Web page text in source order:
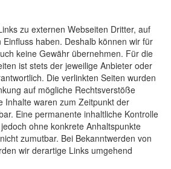
zu externen Webseiten Dritter, auf
haben. Deshalb können wir für
keine Gewähr übernehmen. Für die
ist stets der jeweilige Anbieter oder
Die verlinkten Seiten wurden
auf mögliche Rechtsverstöße
Inhalte waren zum Zeitpunkt der
Eine permanente inhaltliche Kontrolle
ohne konkrete Anhaltspunkte
zumutbar. Bei Bekanntwerden von
wir derartige Links umgehend